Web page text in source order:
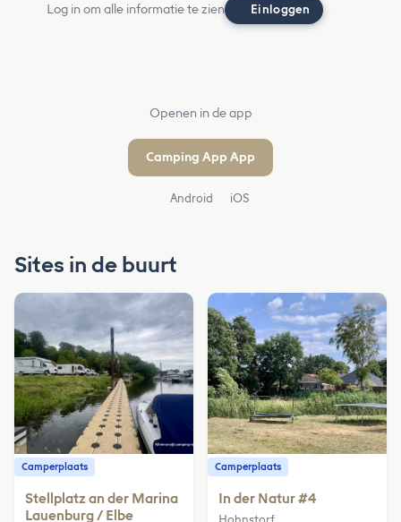
Log in om alle informatie te zien Einloggen
Openen in de app
Camping App App
Android iOS
Sites in de buurt
Camperplaats
Stellplatz an der Marina
Lauenburg / Elbe
Camperplaats
In der Natur #4
Hohnstorf